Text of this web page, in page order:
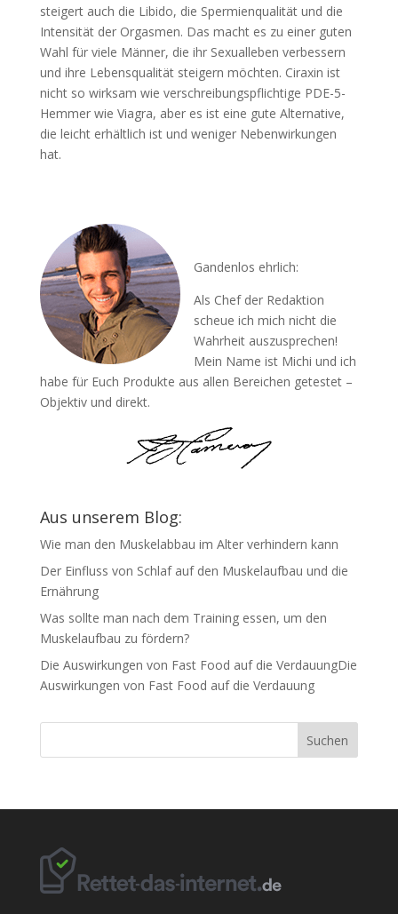
steigert auch die Libido, die Spermienqualität und die
Intensität der Orgasmen. Das macht es zu einer guten
Wahl für viele Männer, die ihr Sexualleben verbessern
und ihre Lebensqualität steigern möchten. Ciraxin ist
nicht so wirksam wie verschreibungspflichtige PDE-5-
Hemmer wie Viagra, aber es ist eine gute Alternative,
die leicht erhältlich ist und weniger Nebenwirkungen
hat.
Gandenlos ehrlich:
Als Chef der Redaktion
scheue ich mich nicht die
Wahrheit auszusprechen!
Mein Name ist Michi und ich
habe für Euch Produkte aus allen Bereichen getestet –
Objektiv und direkt.
Aus unserem Blog:
Wie man den Muskelabbau im Alter verhindern kann
Der Einfluss von Schlaf auf den Muskelaufbau und die
Ernährung
Was sollte man nach dem Training essen, um den
Muskelaufbau zu fördern?
Die Auswirkungen von Fast Food auf die VerdauungDie
Auswirkungen von Fast Food auf die Verdauung